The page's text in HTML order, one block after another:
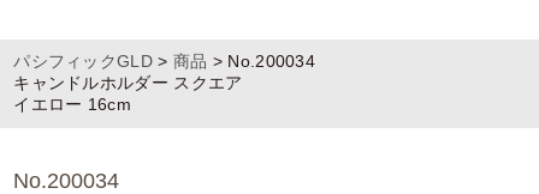
パシフィックGLD> 商品 > No.200034
キャンドルホルダー スクエア
イエロー 16cm
No.200034